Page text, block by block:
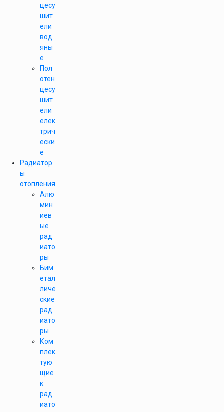
цесу
шит
ели
вод
яны
е
Пол
отен
цесу
шит
ели
елек
трич
ески
е
Радиатор
ы
отопления
Алю
мин
иев
ые
рад
иато
ры
Бим
етал
личе
ские
рад
иато
ры
Ком
плек
тую
щие
к
рад
иато